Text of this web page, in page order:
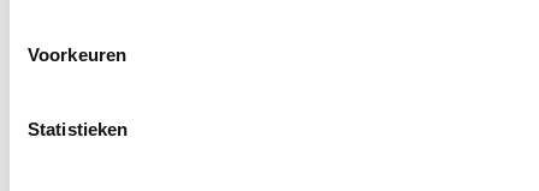
verstrekt of die ze hebben verzameld op basis van uw
Voorkeuren
Statistieken